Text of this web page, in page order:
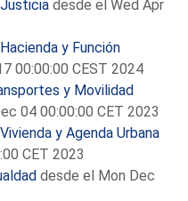
desde el Wed Apr
y Función
00:00:00 CEST 2024
y Movilidad
04 00:00:00 CET 2023
y Agenda Urbana
CET 2023
desde el Mon Dec